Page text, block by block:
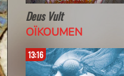
Deus Vult
OÏKOUMEN
13:16